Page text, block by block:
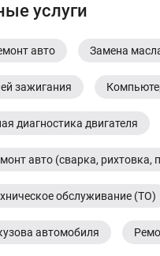
услуги
авто Замена
зажигания
диагностика двигателя
авто (сварка, рихтовка,
обслуживание (ТО)
автомобиля